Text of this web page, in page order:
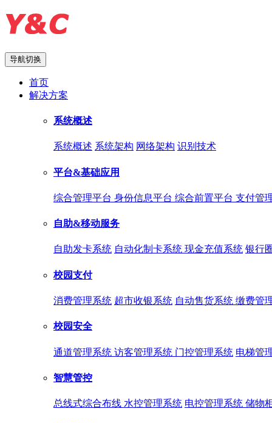
导航切换
首页
解决方案
系统概述
系统概述 系统架构 网络架构 识别技术
平台&基础应用
综合管理平台 身份信息平台 综合前置平台 支付管
自助&移动服务
自助发卡系统 自动化制卡系统 现金充值系统 银行
校园支付
消费管理系统 超市收银系统 自动售货系统 缴费管
校园安全
通道管理系统 访客管理系统 门控管理系统 电梯管
智慧管控
总线式综合布线 水控管理系统 电控管理系统 储物